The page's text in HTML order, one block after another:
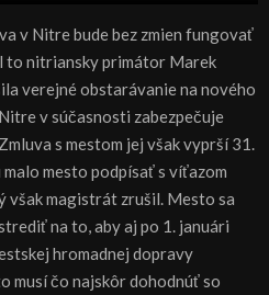
v Nitre bude bez zmien fungovať
to nitriansky primátor Marek
verejné obstarávanie na nového
v súčasnosti zabezpečuje
s mestom jej však vyprší 31.
mesto podpísať s víťazom
však magistrát zrušil. Mesto sa
na to, aby aj po 1. januári
hromadnej dopravy
musí čo najskôr dohodnúť so